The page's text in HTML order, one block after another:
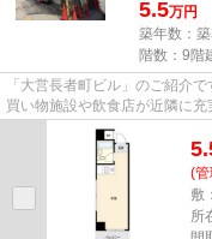
5.5万円
築年数：
階数：9階
「大営長者町ビル」のご紹介
買い物施設や飲食店が近隣に
です。 お財布に優しい経済的...
(
敷
所